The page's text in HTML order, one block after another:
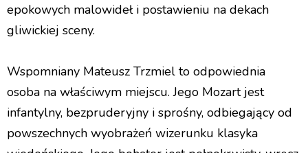
epokowych malowideł i postawieniu na dekach
gliwickiej sceny.
Wspomniany Mateusz Trzmiel to odpowiednia
osoba na właściwym miejscu. Jego Mozart jest
infantylny, bezpruderyjny i sprośny, odbiegający od
powszechnych wyobrażeń wizerunku klasyka